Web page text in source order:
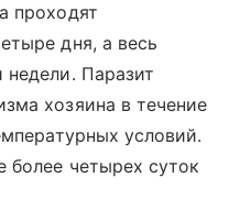
проходят
дня, а весь
Паразит
хозяина в течение
условий.
более четырех суток